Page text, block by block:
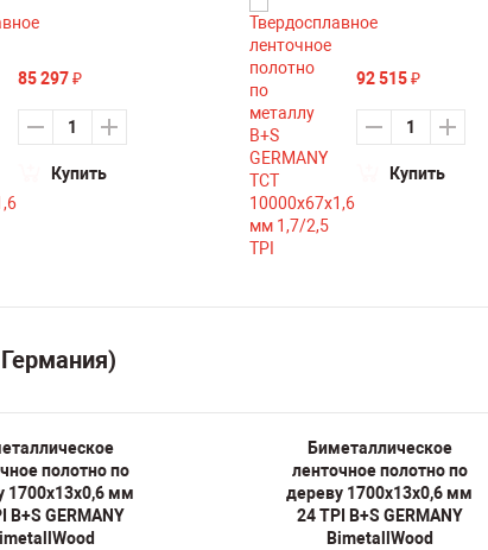
85 297 ₽
Купить
92 515 ₽
Купить
полотно по
1700х13х0,6 мм
B+S GERMANY
Биметаллическое
ленточное полотно по
дереву 1700х13х0,6 мм
24 TPI B+S GERMANY
BimetallWood